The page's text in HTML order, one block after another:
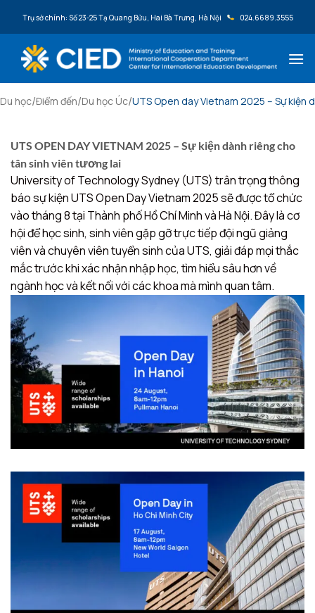
Trụ sở chính: Số 23-25 Tạ Quang Bửu, Hai Bà Trưng, Hà Nội 024.6689.3555
Du học/Điểm đến/Du học Úc/UTS Open day Vietnam 2025 – Sự
UTS OPEN DAY VIETNAM 2025 – Sự kiện dành riêng cho
tân sinh viên tương lai
University of Technology Sydney (UTS) trân trọng thông
báo sự kiện UTS Open Day Vietnam 2025 sẽ được tổ chức
vào tháng 8 tại Thành phố Hồ Chí Minh và Hà Nội. Đây là cơ
hội để học sinh, sinh viên gặp gỡ trực tiếp đội ngũ giảng
viên và chuyên viên tuyển sinh của UTS, giải đáp mọi thắc
mắc trước khi xác nhận nhập học, tìm hiểu sâu hơn về
ngành học và kết nối với các khoa mà mình quan tâm.